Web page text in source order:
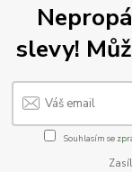
slevy!
Souhlasím se